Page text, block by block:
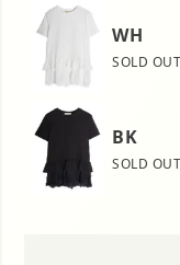
WH
SOLD OUT
BK
SOLD OUT